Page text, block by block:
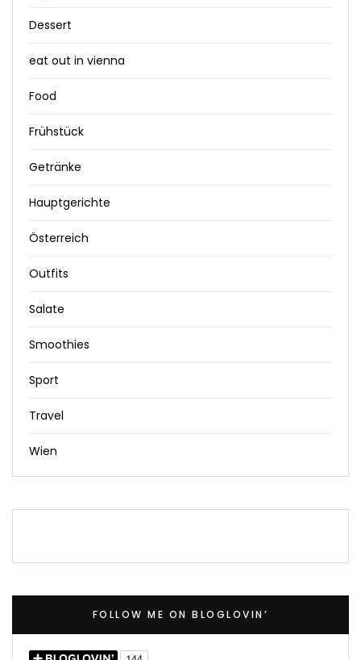
Dessert
eat out in vienna
Food
Frühstück
Getränke
Hauptgerichte
Österreich
Outfits
Salate
Smoothies
Sport
Travel
Wien
FOLLOW ME ON BLOGLOVIN’